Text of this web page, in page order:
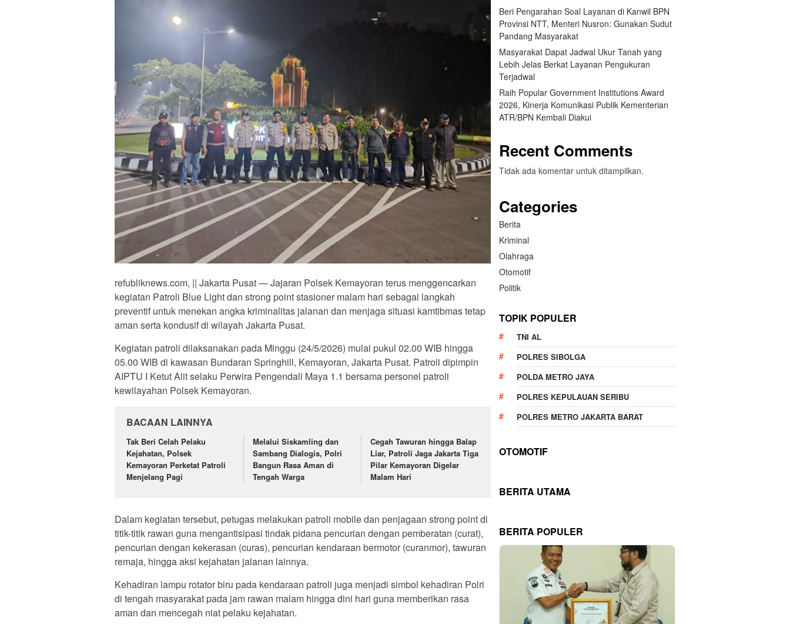
refubliknews.com, || Jakarta Pusat — Jajaran Polsek Kemayoran terus menggencarkan
kegiatan Patroli Blue Light dan strong point stasioner malam hari sebagai langkah
preventif untuk menekan angka kriminalitas jalanan dan menjaga situasi kamtibmas tetap
aman serta kondusif di wilayah Jakarta Pusat.
Kegiatan patroli dilaksanakan pada Minggu (24/5/2026) mulai pukul 02.00 WIB hingga
05.00 WIB di kawasan Bundaran Springhill, Kemayoran, Jakarta Pusat. Patroli dipimpin
AIPTU I Ketut Alit selaku Perwira Pengendali Maya 1.1 bersama personel patroli
kewilayahan Polsek Kemayoran.
BACAAN LAINNYA
Tak Beri Celah Pelaku
Kejahatan, Polsek
Kemayoran Perketat Patroli
Menjelang Pagi
Melalui Siskamling dan
Sambang Dialogis, Polri
Bangun Rasa Aman di
Tengah Warga
Cegah Tawuran hingga Balap
Liar, Patroli Jaga Jakarta Tiga
Pilar Kemayoran Digelar
Malam Hari
Dalam kegiatan tersebut, petugas melakukan patroli mobile dan penjagaan strong point di
titik-titik rawan guna mengantisipasi tindak pidana pencurian dengan pemberatan (curat),
pencurian dengan kekerasan (curas), pencurian kendaraan bermotor (curanmor), tawuran
remaja, hingga aksi kejahatan jalanan lainnya.
Kehadiran lampu rotator biru pada kendaraan patroli juga menjadi simbol kehadiran Polri
di tengah masyarakat pada jam rawan malam hingga dini hari guna memberikan rasa
aman dan mencegah niat pelaku kejahatan.
Beri Pengarahan Soal Layanan di Kanwil BPN
Provinsi NTT, Menteri Nusron: Gunakan Sudut
Pandang Masyarakat
Masyarakat Dapat Jadwal Ukur Tanah yang
Lebih Jelas Berkat Layanan Pengukuran
Terjadwal
Raih Popular Government Institutions Award
2026, Kinerja Komunikasi Publik Kementerian
ATR/BPN Kembali Diakui
Recent Comments
Tidak ada komentar untuk ditampilkan.
Categories
Berita
Kriminal
Olahraga
Otomotif
Politik
TOPIK POPULER
TNI AL
POLRES SIBOLGA
POLDA METRO JAYA
POLRES KEPULAUAN SERIBU
POLRES METRO JAKARTA BARAT
OTOMOTIF
BERITA UTAMA
BERITA POPULER